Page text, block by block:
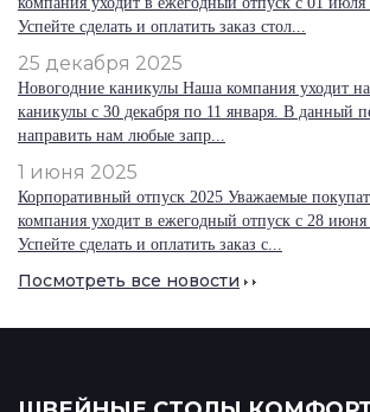
Успейте сделать и оплатить заказ стол...
25 декабря 2025
Новогодние каникулы Наша компания уходит
каникулы с 30 декабря по 11 января. В данный
направить нам любые запр...
1 июня 2025
Корпоративный отпуск 2025 Уважаемые
компания уходит в ежегодный отпуск с 28
Успейте сделать и оплатить заказ с...
Посмотреть все новости